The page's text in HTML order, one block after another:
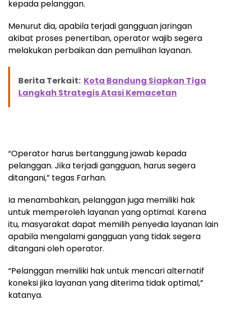
kepada pelanggan.
Menurut dia, apabila terjadi gangguan jaringan
akibat proses penertiban, operator wajib segera
melakukan perbaikan dan pemulihan layanan.
Berita Terkait: Kota Bandung Siapkan Tiga
Langkah Strategis Atasi Kemacetan
“Operator harus bertanggung jawab kepada
pelanggan. Jika terjadi gangguan, harus segera
ditangani,” tegas Farhan.
Ia menambahkan, pelanggan juga memiliki hak
untuk memperoleh layanan yang optimal. Karena
itu, masyarakat dapat memilih penyedia layanan lain
apabila mengalami gangguan yang tidak segera
ditangani oleh operator.
“Pelanggan memiliki hak untuk mencari alternatif
koneksi jika layanan yang diterima tidak optimal,”
katanya.